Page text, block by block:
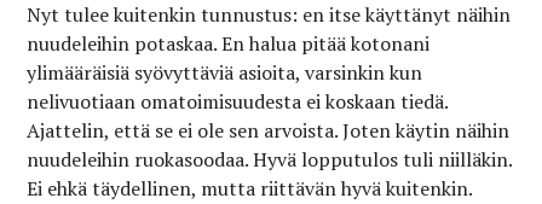
Nyt tulee kuitenkin tunnustus: en itse käyttänyt näihin
nuudeleihin potaskaa. En halua pitää kotonani
ylimääräisiä syövyttäviä asioita, varsinkin kun
nelivuotiaan omatoimisuudesta ei koskaan tiedä.
Ajattelin, että se ei ole sen arvoista. Joten käytin näihin
nuudeleihin ruokasoodaa. Hyvä lopputulos tuli niilläkin.
Ei ehkä täydellinen, mutta riittävän hyvä kuitenkin.